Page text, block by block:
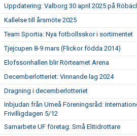
Uppdatering: Valborg 30 april 2025 på
Kallelse till årsmöte 2025
Team Sportia: Nya fotbollsskor i sortimentet
Tjejcupen 8-9 mars (Flickor födda 2014)
Elofssonhallen blir Rörteamet Arena
Decemberlotteriet: Vinnande lag 2024
Dragning i decemberlotteriet
Inbjudan från Umeå Föreningsråd:
Frivilligdagen 5/12
Samarbete UF företag: Små Elitidrottare